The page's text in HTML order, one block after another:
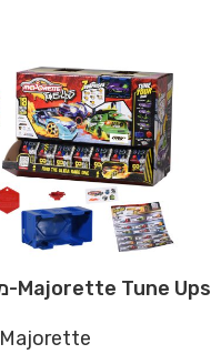
Majorette Tune Ups-מכונית בהפתעה
Majorette